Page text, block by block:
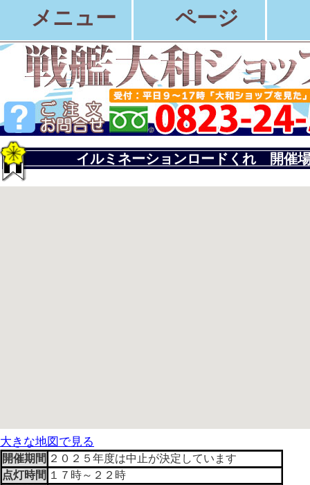
メニュー ページ
イルミネーションロードくれ 開催
大きな地図で見る
開催期間 ２０２５年度は中止が決定しています
点灯時間 １７時～２２時